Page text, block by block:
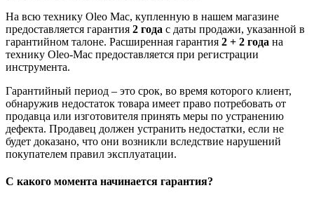
На всю технику Oleo Mac, купленную в нашем магазине
предоставляется гарантия 2 года с даты продажи, указанной в
гарантийном талоне. Расширенная гарантия 2 + 2 года на
технику Oleo-Mac предоставляется при регистрации
инструмента.
Гарантийный период – это срок, во время которого клиент,
обнаружив недостаток товара имеет право потребовать от
продавца или изготовителя принять меры по устранению
дефекта. Продавец должен устранить недостатки, если не
будет доказано, что они возникли вследствие нарушений
покупателем правил эксплуатации.
С какого момента начинается гарантия?